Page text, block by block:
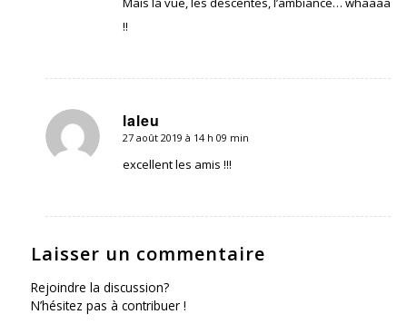
!!
laleu
dit
:
27 août 2019 à 14 h 09 min
excellent les amis !!!
Laisser un commentaire
Rejoindre la discussion?
N’hésitez pas à contribuer !